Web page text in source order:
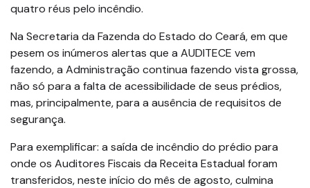
quatro réus pelo incêndio.
Na Secretaria da Fazenda do Estado do Ceará, em que
pesem os inúmeros alertas que a AUDITECE vem
fazendo, a Administração continua fazendo vista grossa,
não só para a falta de acessibilidade de seus prédios,
mas, principalmente, para a ausência de requisitos de
segurança.
Para exemplificar: a saída de incêndio do prédio para
onde os Auditores Fiscais da Receita Estadual foram
transferidos, neste início do mês de agosto, culmina